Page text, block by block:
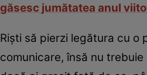
găsesc jumătatea anul
Rişti să pierzi legătura cu o
comunicare, însă nu